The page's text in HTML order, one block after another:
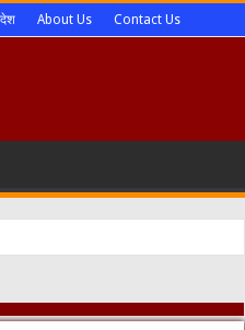
About Us Contact Us